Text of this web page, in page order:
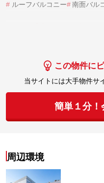
# ルーフバルコニー# 南面バル
この物件に
当サイトには大手物件サ
簡単１分！
周辺環境